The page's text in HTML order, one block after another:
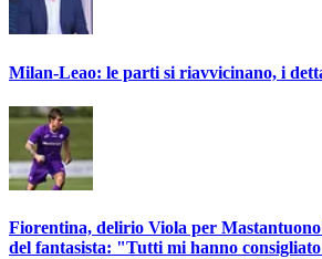
Milan-Leao: le parti si riavvicinano, i
Fiorentina, delirio Viola per
del fantasista: "Tutti mi hanno